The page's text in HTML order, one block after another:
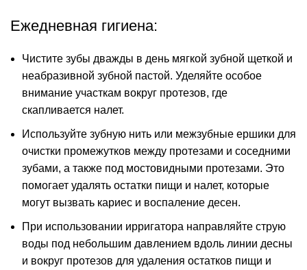
Ежедневная гигиена:
Чистите зубы дважды в день мягкой зубной щеткой и
неабразивной зубной пастой. Уделяйте особое
внимание участкам вокруг протезов, где
скапливается налет.
Используйте зубную нить или межзубные ершики для
очистки промежутков между протезами и соседними
зубами, а также под мостовидными протезами. Это
помогает удалять остатки пищи и налет, которые
могут вызвать кариес и воспаление десен.
При использовании ирригатора направляйте струю
воды под небольшим давлением вдоль линии десны
и вокруг протезов для удаления остатков пищи и